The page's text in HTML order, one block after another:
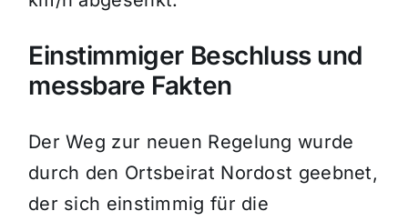
Einstimmiger Beschluss und
messbare Fakten
Der Weg zur neuen Regelung wurde
durch den Ortsbeirat Nordost geebnet,
der sich einstimmig für die